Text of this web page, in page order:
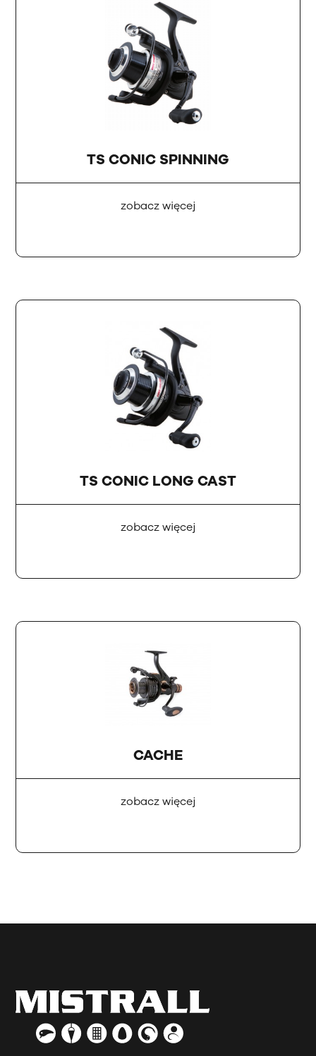
TS CONIC SPINNING
zobacz więcej
TS CONIC LONG CAST
zobacz więcej
CACHE
zobacz więcej